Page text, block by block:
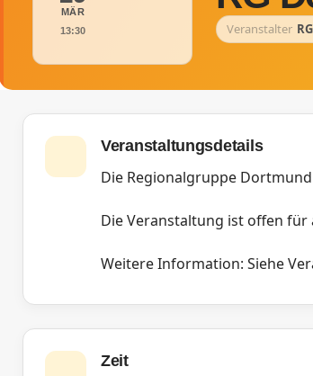
MÄR
13:30
Veranstalter
Veranstaltungsdetails
Die Regionalgruppe
Die Veranstaltung ist offen für
Weitere Information: Siehe
Zeit